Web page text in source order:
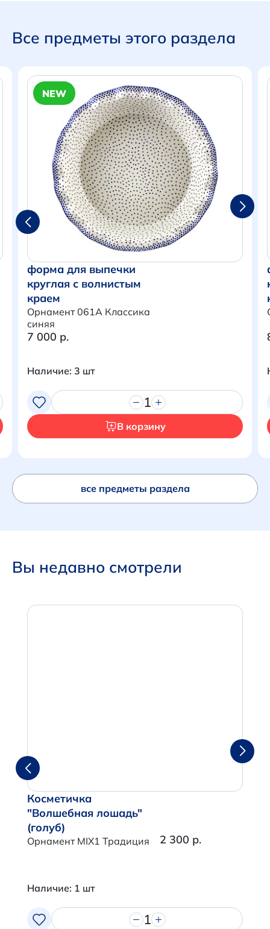
Продолжить покупки
Все предметы этого раздела
NEW
форма для выпечки
круглая с волнистым
краем
Орнамент 061A Классика
синяя
7 000 р.
Наличие: 3 шт
1
В корзину
все предметы раздела
Вы недавно смотрели
Косметичка
"Волшебная лошадь"
(голуб)
Орнамент MIX1 Традиция 2 300 р.
Наличие: 1 шт
1